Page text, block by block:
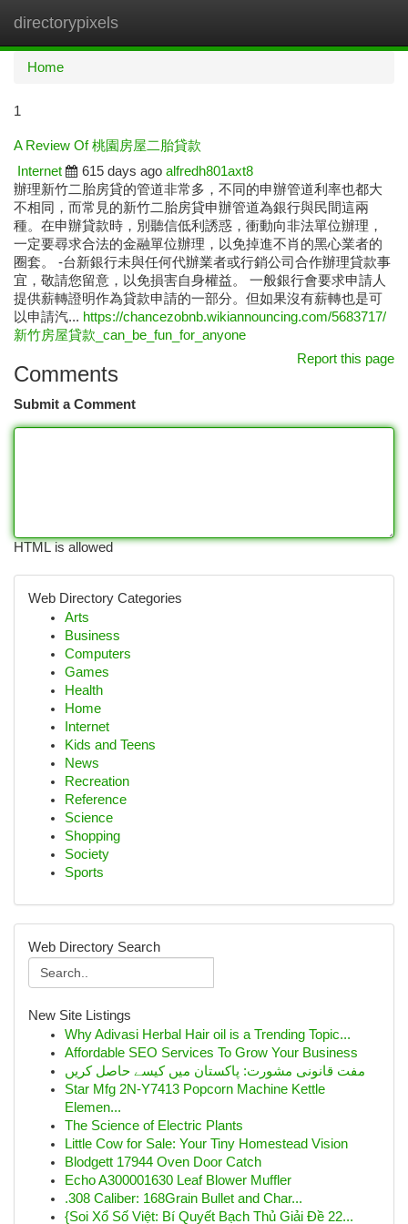
directorypixels
Home
1
A Review Of 桃園房屋二胎貸款
Internet
615 days ago alfredh801axt8
辦理新竹二胎房貸的管道非常多，不同的申辦管道利率也都大
不相同，而常見的新竹二胎房貸申辦管道為銀行與民間這兩
種。在申辦貸款時，別聽信低利誘惑，衝動向非法單位辦理，
一定要尋求合法的金融單位辦理，以免掉進不肖的黑心業者的
圈套。 -台新銀行未與任何代辦業者或行銷公司合作辦理貸款事
宜，敬請您留意，以免損害自身權益。 一般銀行會要求申請人
提供薪轉證明作為貸款申請的一部分。但如果沒有薪轉也是可
以申請汽... https://chancezobnb.wikiannouncing.com/5683717/
新竹房屋貸款_can_be_fun_for_anyone
Report this page
Comments
Submit a Comment
HTML is allowed
Web Directory Categories
Arts
Business
Computers
Games
Health
Home
Internet
Kids and Teens
News
Recreation
Reference
Science
Shopping
Society
Sports
Web Directory Search
New Site Listings
Why Adivasi Herbal Hair oil is a Trending Topic...
Affordable SEO Services To Grow Your Business
مفت قانونی مشورت: پاکستان میں کیسے حاصل کریں
Star Mfg 2N-Y7413 Popcorn Machine Kettle
Elemen...
The Science of Electric Plants
Little Cow for Sale: Your Tiny Homestead Vision
Blodgett 17944 Oven Door Catch
Echo A300001630 Leaf Blower Muffler
.308 Caliber: 168Grain Bullet and Char...
{Soi Xổ Số Việt: Bí Quyết Bạch Thủ Giải Đề 22...